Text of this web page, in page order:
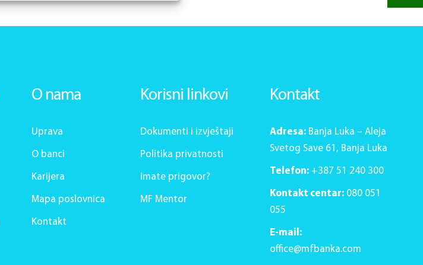
O nama
Uprava
O banci
Karijera
Mapa poslovnica
Kontakt
Korisni linkovi
Dokumenti i izvještaji
Politika privatnosti
Imate prigovor?
MF Mentor
Kontakt
Adresa:Banja Luka – Aleja
Svetog Save 61, Banja Luka
Telefon:+387 51 240 300
Kontakt centar:080 051
055
E-mail:
office@mfbanka.com